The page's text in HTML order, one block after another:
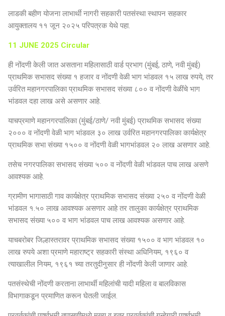
लाडकी बहीण योजना लाभार्थी नागरी सहकारी पतसंस्था स्थापन सहकार
आयुक्तालय ११ जून २०२५ परिपत्रक येथे पहा.
11 JUNE 2025 Circular
ही नोंदणी केली जात असताना महिलासाठी वार्ड प्रभाग (मुंबई, ठाणे, नवी मुंबई)
प्राथमिक सभासद संख्या १ हजार व नोंदणी वेळी भाग भांडवल १५ लाख रुपये, तर
उर्वरित महानगरपालिका प्राथमिक सभासद संख्या ८०० व नोंदणी वेळींचे भाग
भांडवल दहा लाख असे असणार आहे.
याचप्रमाणे महानगरपालिका (मुंबई/ठाणे/ नवी मुंबई) प्राथमिक सभासद संख्या
२००० व नोंदणी वेळी भाग भांडवल ३० लाख उर्वरित महानगरपालिका कार्यक्षेत्र
प्राथमिक सभा संख्या १५०० व नोंदणी वेळी भागभांडवल २० लाख असणार आहे.
तसेच नगरपालिका सभासद संख्या ५०० व नोंदणी वेळी भांडवल पाच लाख असणे
आवश्यक आहे.
ग्रामीण भागासाठी गाव कार्यक्षेत्र प्राथमिक सभासद संख्या २५० व नोंदणी वेळी
भांडवल १.५० लाख आवश्यक असणार आहे तर तालुका कार्यक्षेत्र प्राथमिक
सभासद संख्या ५०० व भाग भांडवल पाच लाख आवश्यक असणार आहे.
याचबरोबर जिल्हास्तरावर प्राथमिक सभासद संख्या १५०० व भाग भांडवल १०
लाख रुपये अशा प्रमाणे महाराष्ट्र सहकारी संस्था अधिनियम, १९६० व
त्याखालील नियम, १९६१ च्या तरतुदीनुसार ही नोंदणी केली जाणार आहे.
पतसंस्थेची नोंदणी करताना लाभार्थी महिलांची यादी महिला व बालविकास
विभागाकडून प्रमाणित करून घेतली जाईल.